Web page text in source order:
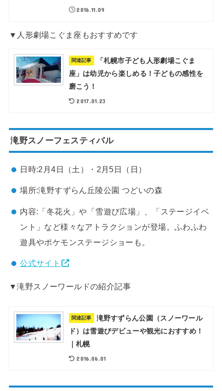
2016.11.09
▼人形劇場こぐま座もおすすめです
関連記事
「札幌市子ども人形劇場こぐま
座」は幼児から楽しめる！子どもの感性を
磨こう！
2017.01.23
滝野スノーフェスティバル
日時:2月4日（土）・2月5日（日）
場所:滝野すずらん丘陵公園 つどいの森
内容:「冬花火」や「雪遊び広場」、「ステージイベ
ント」など様々なアトラクションが登場。ふわふわ
遊具やポケモンステージショーも。
公式サイト
▼滝野スノーワールドの紹介記事
関連記事
滝野すずらん公園（スノーワール
ド）は雪遊びデビューや観光におすすめ！
｜札幌
2016.06.01